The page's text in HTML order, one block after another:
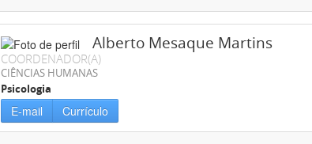
Alberto Mesaque Martins
COORDENADOR(A)
CIÊNCIAS HUMANAS
Psicologia
E-mail Currículo